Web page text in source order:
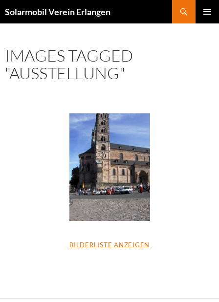
Inhalt
Solarmobil Verein Erlangen
IMAGES TAGGED
"AUSSTELLUNG"
BILDERLISTE ANZEIGEN